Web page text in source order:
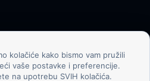
Sva prava pridržana.
kolačiće kako bismo vam pružili
vaše postavke i preferencije.
na upotrebu SVIH kolačića.